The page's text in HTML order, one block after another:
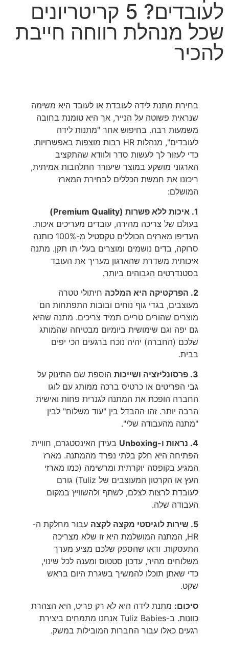
לעובדים? 5 קריטריונים
שכל מנהלת רווחה חייבת
להכיר
בחירת מתנת לידה לעובדת או לעובד היא משימה
שנראית פשוטה על הנייר, אך היא טומנת בחובה
משמעות רבה. בחיפוש אחר "מתנות לידה
לעובדים", מנהלות HR רבות מוצפות באפשרויות.
כדי לעזור לך לעשות סדר ולוודא שהתקציב
הארגוני מושקע במוצר שיעורר התלהבות אמיתית,
ריכזנו את חמשת הכללים לבחירת המארז
המושלם:
1. איכות ללא פשרות (Premium Quality)
בעולם של צריכה מהירה, עובדים מעריכים איכות.
העדיפו מארזים הכוללים טקסטיל מ-100% כותנה
סרוקה, בדים נושמים ומוצרים בעלי תו תקן. מתנה
איכותית משדרת שהארגון מעריך את העובד
בסטנדרטים הגבוהים ביותר.
2. הפרקטיקה היא המלכה
חיתולי טטרה
מעוצבים, בגדי גוף נוחים ובובות התפתחות הם
מוצרים שהורים טריים תמיד צריכים. מתנה שהיא
גם יפה וגם שימושית ביומיום מבטיחה שהמותג
שלכם (החברה) יהיה נוכח ברגעים הכי יפים
בבית.
3. פרסונליזציה ושייכות
הוספת שם התינוק על
גבי הפריטים או כרטיס ברכה ממותג עם לוגו
החברה הופכת את המתנה לגנרית פחות ואישית
הרבה יותר. זהו ההבדל בין "עוד משלוח" לבין
"מתנה מהעבודה שלי".
4. נראות ו-Unboxing
בעידן האינסטגרם, חוויית
הפתיחה היא חלק בלתי נפרד מהמתנה. מארז
המגיע בקופסה יוקרתית ומרשימה (כמו מארזי
העץ או הקרטון המעוצבים של Tuliz) גורם
לעובדת לרצות לצלם, לשתף ולהשוויץ במקום
העבודה שלה.
5. שירות לוגיסטי מקצה לקצה
עבור מחלקת ה-
HR, המתנה המושלמת היא זו שלא מצריכה
התעסקות. ודאו שהספק שלכם מציע מערך
משלוחים מהיר, עדכון סטטוס ומענה לכל שינוי,
כדי שאתן תוכלו להמשיך בשגרת היום בראש
שקט.
סיכום: מתנת לידה היא לא רק פריט, היא הצהרת
כוונות. ב-Tuliz Babies אנחנו מתמחים ביצירת
רגעים כאלו עבור החברות המובילות במשק.